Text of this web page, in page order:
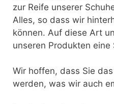
zur Reife unserer
Alles, so dass wir
können. Auf diese Art
unseren Produkten eine
Wir hoffen, dass Sie
werden, was wir auch